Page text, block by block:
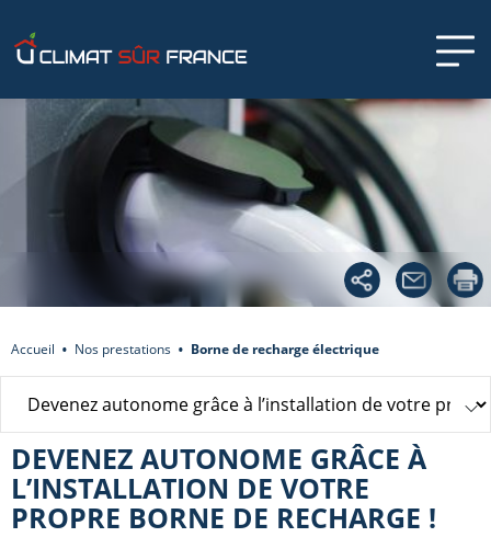
Accueil Nos prestations Borne de recharge électrique
DEVENEZ AUTONOME GRÂCE À
L’INSTALLATION DE VOTRE
PROPRE BORNE DE RECHARGE !